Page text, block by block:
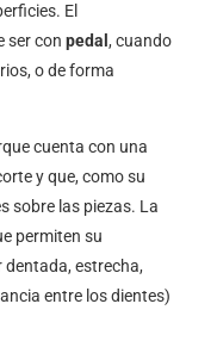
El
ser con pedal , cuando
o de forma
cuenta con una
y que, como su
sobre las piezas. La
permiten su
estrecha,
entre los dientes)